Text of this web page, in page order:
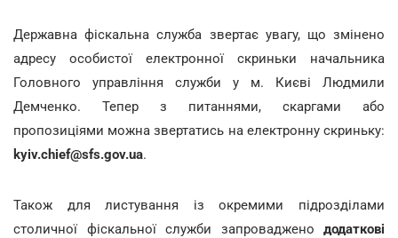
Державна фіскальна служба звертає увагу, що змінено
адресу особистої електронної скриньки начальника
Головного управління служби у м. Києві Людмили
Демченко. Тепер з питаннями, скаргами або
пропозиціями можна звертатись на електронну скриньку:
kyiv.chief@sfs.gov.ua.
Також для листування із окремими підрозділами
столичної фіскальної служби запроваджено додаткові